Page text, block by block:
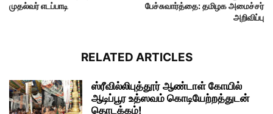
முதல்வர் எடப்பாடி
பேச்சுவார்த்தை: தமிழக அமைச்சர்
அறிவிப்பு
RELATED ARTICLES
ஸ்ரீவில்லிபுத்தூர் ஆண்டாள் கோயில்
ஆடிப்பூர உத்ஸவம் கொடியேற்றத்துடன்
தொடக்கம்!